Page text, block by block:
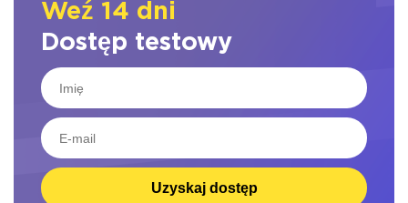
Weź 14 dni
Dostęp testowy
Uzyskaj dostęp